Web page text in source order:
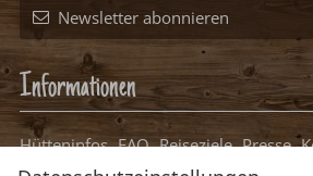
frei, mögliches Anreisedatum
frei, kein Anreisedatum
Weiter